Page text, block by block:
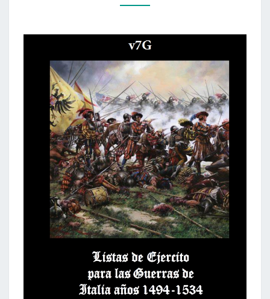
ENGELMO
LE
SEPTIMOGRADO
(EN
ESPAGNOL)